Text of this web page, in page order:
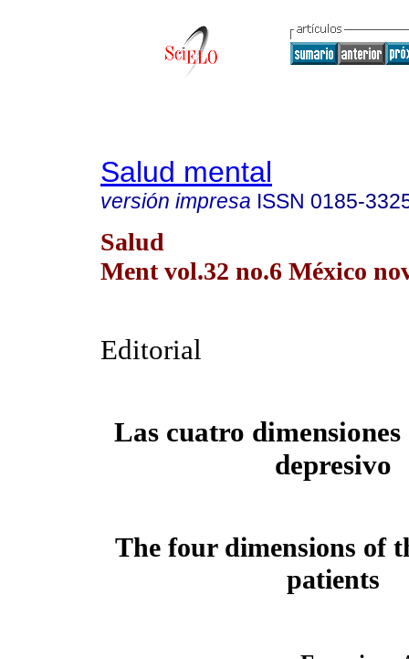
Salud mental
versión impresa ISSN 0185-
Salud
Ment vol.32 no.6 México
Editorial
Las cuatro
depresivo
The four dimensions of
patients